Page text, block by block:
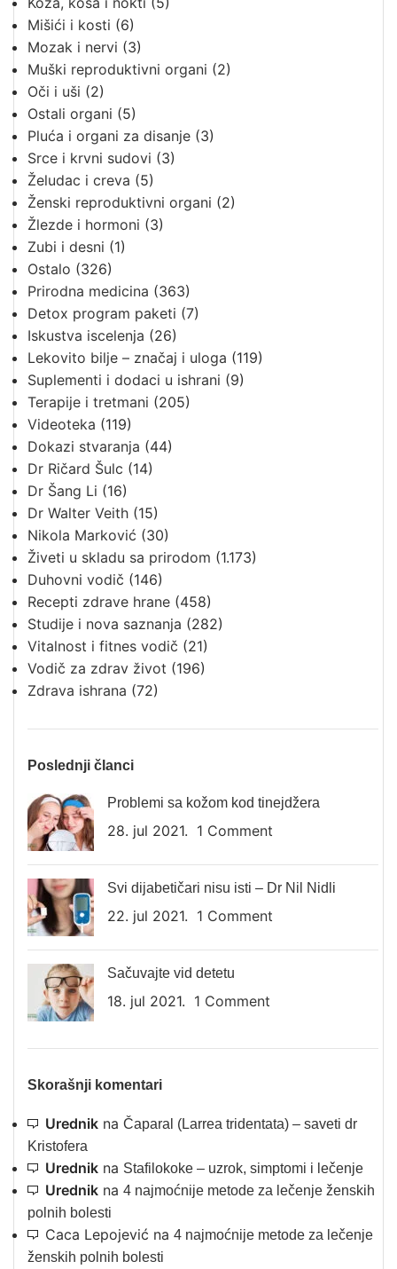
Mišići i kosti (6)
Mozak i nervi (3)
Muški reproduktivni organi (2)
Oči i uši (2)
Ostali organi (5)
Pluća i organi za disanje (3)
Srce i krvni sudovi (3)
Želudac i creva (5)
Ženski reproduktivni organi (2)
Žlezde i hormoni (3)
Zubi i desni (1)
Ostalo (326)
Prirodna medicina (363)
Detox program paketi (7)
Iskustva iscelenja (26)
Lekovito bilje – značaj i uloga (119)
Suplementi i dodaci u ishrani (9)
Terapije i tretmani (205)
Videoteka (119)
Dokazi stvaranja (44)
Dr Ričard Šulc (14)
Dr Šang Li (16)
Dr Walter Veith (15)
Nikola Marković (30)
Živeti u skladu sa prirodom (1.173)
Duhovni vodič (146)
Recepti zdrave hrane (458)
Studije i nova saznanja (282)
Vitalnost i fitnes vodič (21)
Vodič za zdrav život (196)
Zdrava ishrana (72)
Poslednji članci
Problemi sa kožom kod tinejdžera
28. jul 2021. 1 Comment
Svi dijabetičari nisu isti – Dr Nil Nidli
22. jul 2021. 1 Comment
Sačuvajte vid detetu
18. jul 2021. 1 Comment
Skorašnji komentari
Urednik na Čaparal (Larrea tridentata) – saveti dr
Kristofera
Urednik na Stafilokoke – uzrok, simptomi i lečenje
Urednik na 4 najmoćnije metode za lečenje ženskih
polnih bolesti
Caca Lepojević na 4 najmoćnije metode za lečenje
ženskih polnih bolesti